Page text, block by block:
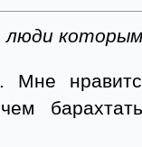
люди
Мне